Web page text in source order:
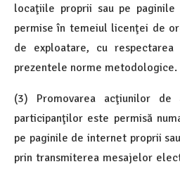
locaţiile proprii sau pe
permise în temeiul licenţei de
de exploatare, cu
prezentele norme metodologice.
(3) Promovarea acţiunilor de
participanţilor este permisă
pe paginile de internet proprii
prin transmiterea mesajelor